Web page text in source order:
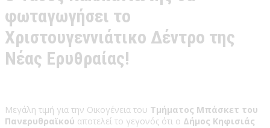
φωταγωγήσει το
Χριστουγεννιάτικο Δέντρο της
Νέας Ερυθραίας!
Μεγάλη τιμή για την Οικογένεια του Τμήματος Μπάσκετ του
Πανερυθραϊκού αποτελεί το γεγονός ότι ο Δήμος Κηφισιάς